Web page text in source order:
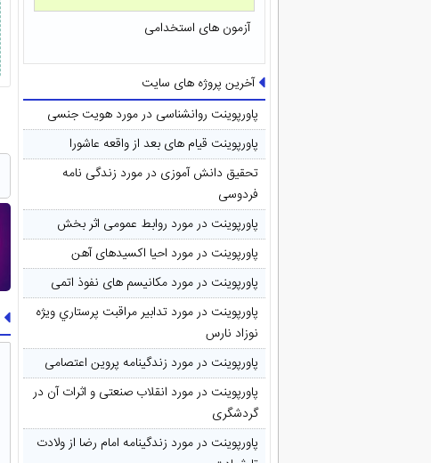
آزمون های استخدامی
آخرین پروژه های سایت
پاورپوینت روانشناسی در مورد هویت جنسی
پاورپوینت قیام های بعد از واقعه عاشورا
تحقیق دانش آموزی در مورد زندگی نامه
فردوسی
پاورپوینت در مورد روابط عمومی اثر بخش
پاورپوینت در مورد احیا اکسیدهای آهن
پاورپوینت در مورد مکانیسم های نفوذ اتمی
پاورپوینت در مورد تدابیر مراقبت پرستاري ويژه
نوزاد نارس
پاورپوینت در مورد زندگینامه پروین اعتصامی
پاورپوینت در مورد انقلاب صنعتی و اثرات آن در
گردشگری
پاورپوینت در مورد زندگینامه امام رضا از ولادت